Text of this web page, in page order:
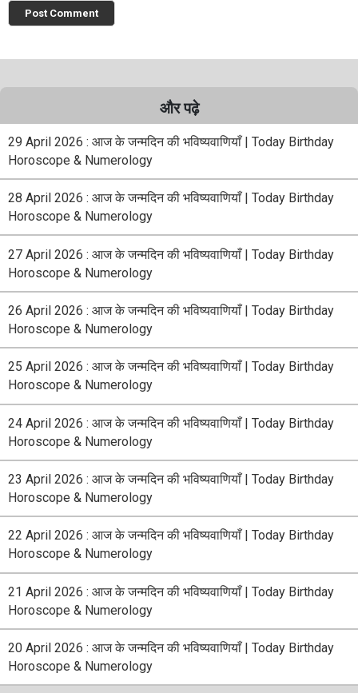
और पढ़े
29 April 2026 : आज के जन्मदिन की भविष्यवाणियाँ | Today Birthday
Horoscope & Numerology
28 April 2026 : आज के जन्मदिन की भविष्यवाणियाँ | Today Birthday
Horoscope & Numerology
27 April 2026 : आज के जन्मदिन की भविष्यवाणियाँ | Today Birthday
Horoscope & Numerology
26 April 2026 : आज के जन्मदिन की भविष्यवाणियाँ | Today Birthday
Horoscope & Numerology
25 April 2026 : आज के जन्मदिन की भविष्यवाणियाँ | Today Birthday
Horoscope & Numerology
24 April 2026 : आज के जन्मदिन की भविष्यवाणियाँ | Today Birthday
Horoscope & Numerology
23 April 2026 : आज के जन्मदिन की भविष्यवाणियाँ | Today Birthday
Horoscope & Numerology
22 April 2026 : आज के जन्मदिन की भविष्यवाणियाँ | Today Birthday
Horoscope & Numerology
21 April 2026 : आज के जन्मदिन की भविष्यवाणियाँ | Today Birthday
Horoscope & Numerology
20 April 2026 : आज के जन्मदिन की भविष्यवाणियाँ | Today Birthday
Horoscope & Numerology